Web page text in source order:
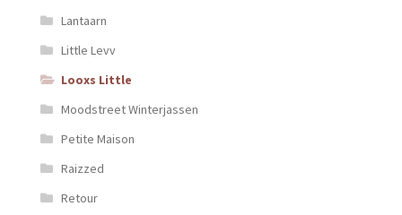
Lantaarn
Little Levv
Looxs Little
Moodstreet Winterjassen
Petite Maison
Raizzed
Retour